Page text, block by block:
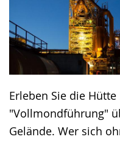
Erleben Sie die
"Vollmondführung"
Gelände. Wer sich